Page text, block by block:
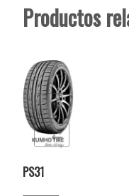
Productos
PS31
deseos